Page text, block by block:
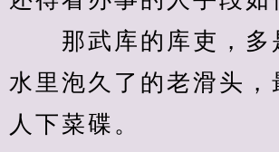
那武库的库吏，多
水里泡久了的老滑头，
人下菜碟。